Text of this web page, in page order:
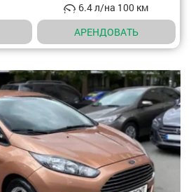
6.4 л/на 100 км
АРЕНДОВАТЬ